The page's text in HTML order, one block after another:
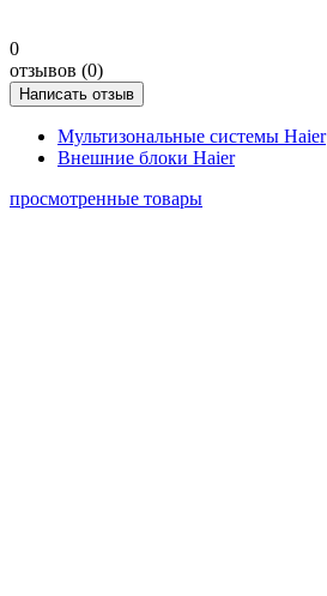
0
отзывов (0)
Написать отзыв
Мультизональные системы Haier
Внешние блоки Haier
просмотренные товары